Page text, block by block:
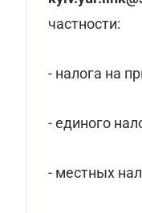
частности:
- налога на
- единого
- местных